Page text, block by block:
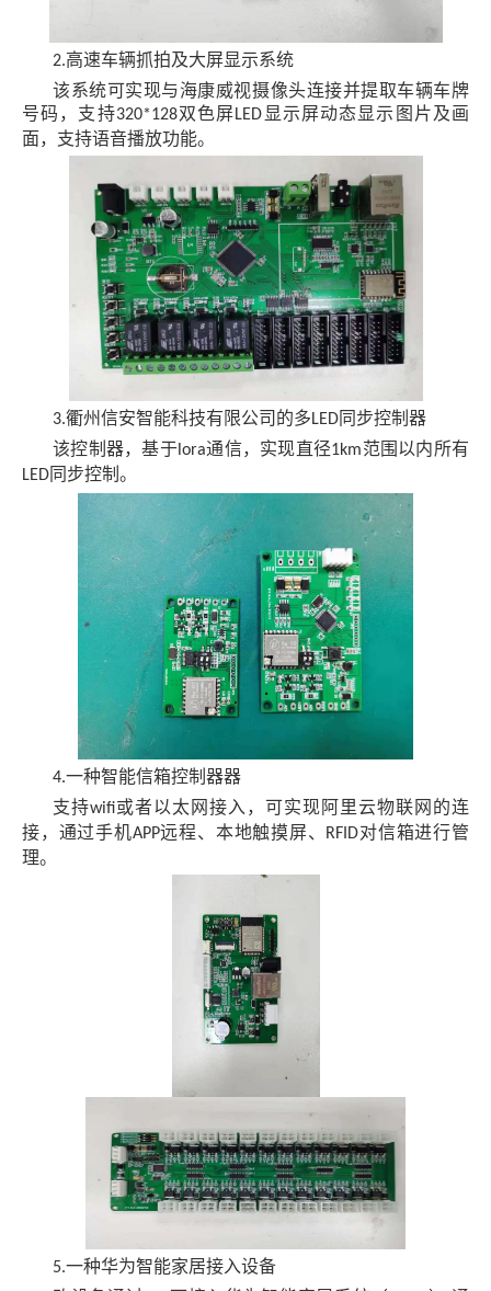
2.高速车辆抓拍及大屏显示系统
该系统可实现与海康威视摄像头连接并提取车辆车牌
号码，支持320*128双色屏LED 显示屏动态显示图片及画
面，支持语音播放功能。
3.衢州信安智能科技有限公司的多LED同步控制器
该控制器，基于lora通信，实现直径1km范围以内所有
LED同步控制。
4.一种智能信箱控制器器
支持wifi或者以太网接入，可实现阿里云物联网的连
接，通过手机APP远程、本地触摸屏、 RFID对信箱进行管
理。
5.一种华为智能家居接入设备